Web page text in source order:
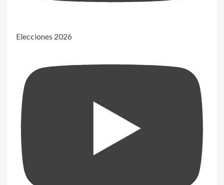
Elecciones 2026